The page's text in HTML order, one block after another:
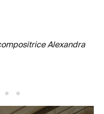
Alexandra